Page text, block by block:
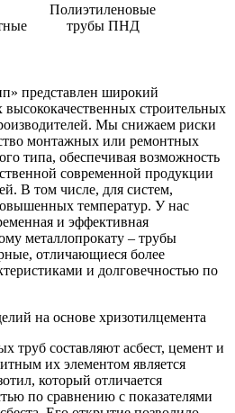
Полиэтиленовые
трубы ПНД
представлен широкий
строительных
Мы снижаем риски
монтажных или ремонтных
типа, обеспечивая возможность
современной продукции
В том числе, для систем,
температур. У нас
и эффективная
металлопрокату – трубы
отличающиеся более
и долговечностью по
на основе хризотилцемента
труб составляют асбест, цемент и
их элементом является
который отличается
по сравнению с показателями